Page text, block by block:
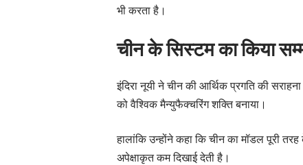
भी करता है।
चीन के सिस्टम का किया
इंदिरा नूयी ने चीन की आर्थिक प्रगति की
को वैश्विक मैन्युफैक्चरिंग शक्ति बनाया।
हालांकि उन्होंने कहा कि चीन का मॉडल पूरी
अपेक्षाकृत कम दिखाई देती है।